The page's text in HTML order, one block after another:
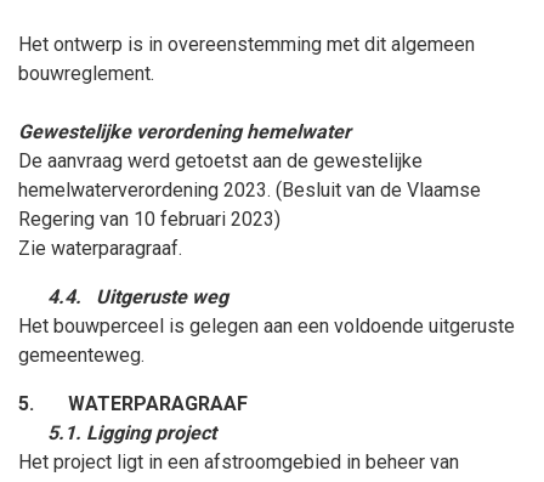
Het ontwerp is in overeenstemming met dit algemeen
bouwreglement.
Gewestelijke verordening hemelwater
De aanvraag werd getoetst aan de gewestelijke
hemelwaterverordening 2023. (Besluit van de Vlaamse
Regering van 10 februari 2023)
Zie waterparagraaf.
4.4.
Uitgeruste weg
Het bouwperceel is gelegen aan een voldoende uitgeruste
gemeenteweg.
5.
WATERPARAGRAAF
5.1. Ligging project
Het project ligt in een afstroomgebied in beheer van